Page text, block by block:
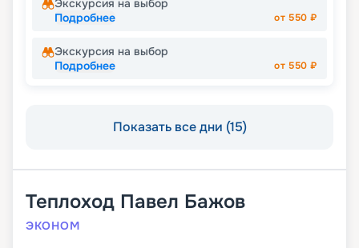
Экскурсия на выбор
Подробнее
от 550 ₽
Экскурсия на выбор
Подробнее
от 550 ₽
Показать все дни (15)
Теплоход Павел Бажов
ЭКОНОМ